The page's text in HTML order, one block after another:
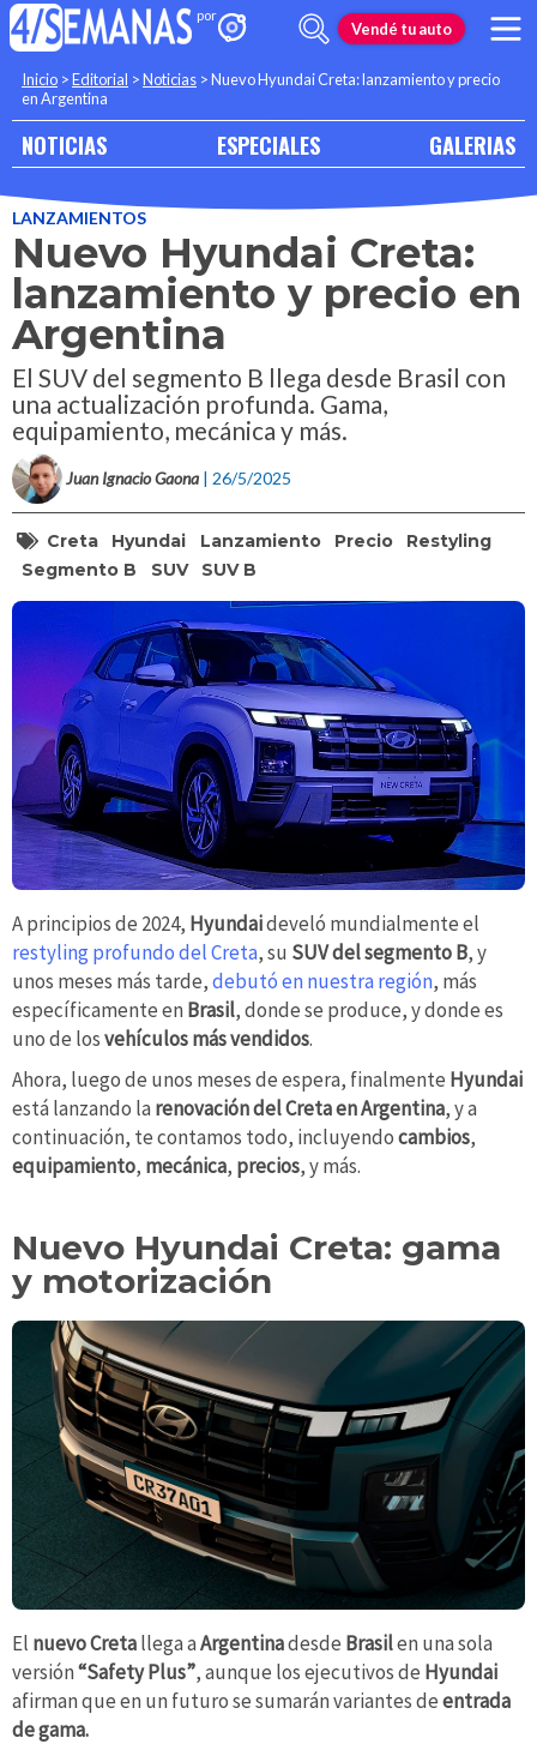
Vendé tu auto
Inicio >Editorial >Noticias >Nuevo Hyundai Creta: lanzamiento y precio
en Argentina
NOTICIAS ESPECIALES GALERIAS
LANZAMIENTOS
Nuevo Hyundai Creta:
lanzamiento y precio en
Argentina
El SUV del segmento B llega desde Brasil con
una actualización profunda. Gama,
equipamiento, mecánica y más.
Juan Ignacio Gaona | 26/5/2025
Creta Hyundai Lanzamiento Precio
Restyling
Segmento B
SUV SUV B
A principios de 2024, Hyundaideveló mundialmente el
restyling profundo del Creta, su SUV del segmento B, y
unos meses más tarde,debutó en nuestra región, más
específicamente en Brasil, donde se produce, y donde es
uno de losvehículos más vendidos.
Ahora, luego de unos meses de espera, finalmente Hyundai
está lanzando la renovación del Creta en Argentina, y a
continuación, te contamos todo, incluyendocambios,
equipamiento, mecánica, precios, y más.
Nuevo Hyundai Creta: gama
y motorización
El nuevo Cretallega aArgentinadesde Brasilen una sola
versión“Safety Plus”, aunque los ejecutivos de Hyundai
afirman que en un futuro se sumarán variantes deentrada
de gama.